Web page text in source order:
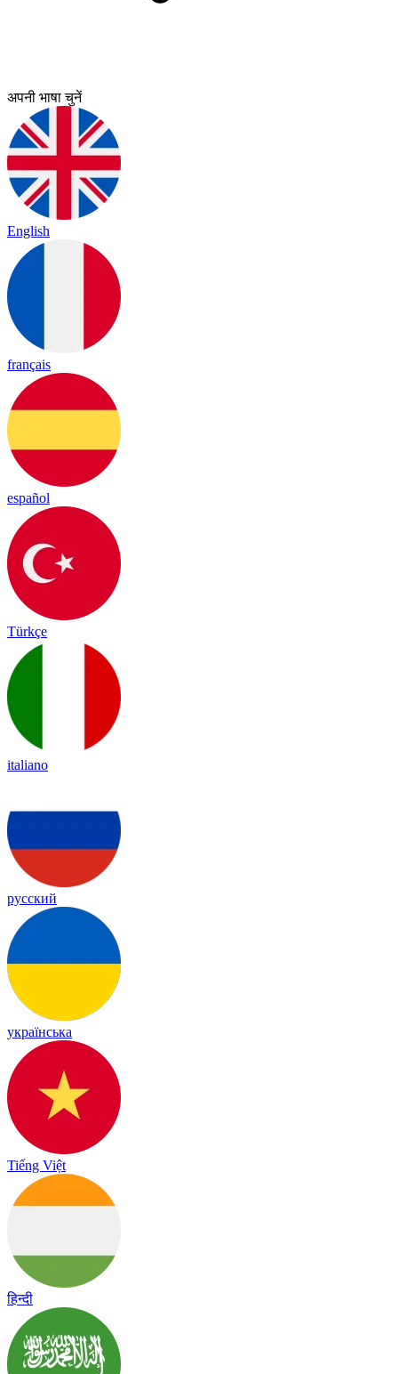
अपनी भाषा चुनें
English
français
español
Türkçe
italiano
русский
українська
Tiếng Việt
हिन्दी